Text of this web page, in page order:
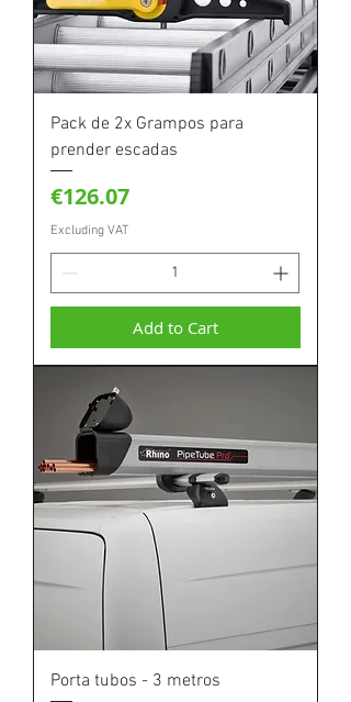
Pack de 2x Grampos para
prender escadas
Price
€126.07
Excluding VAT
Add to Cart
Porta tubos - 3 metros